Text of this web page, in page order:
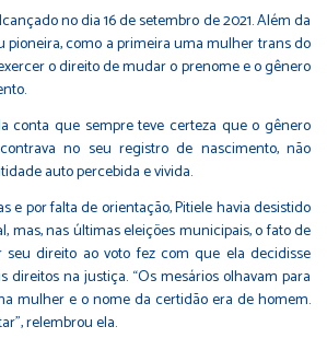
no dia 16 de setembro de 2021. Além da
pioneira, como a primeira uma mulher trans do
o direito de mudar o prenome e o gênero
conta que sempre teve certeza que o gênero
no seu registro de nascimento, não
auto percebida e vivida.
e por falta de orientação, Pitiele havia desistido
mas, nas últimas eleições municipais, o fato de
direito ao voto fez com que ela decidisse
direitos na justiça. “Os mesários olhavam para
mulher e o nome da certidão era de homem.
relembrou ela.